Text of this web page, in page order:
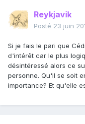
Reykjavik
Posté 23 juin
Si je fais le pari que
d'intérêt car le plus
désintéressé alors ce
personne. Qu'il se soit
importance? Et qu'elle